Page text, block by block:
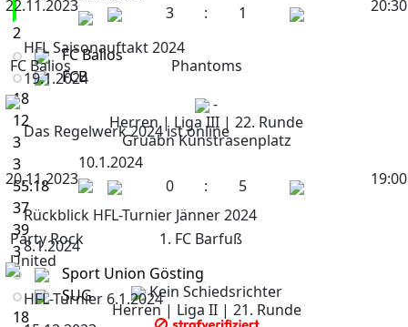
2
FC Balios
FCB
18
12
3
3
55:18
37
39
3
Sport Union Gösting
SUG
18
22.11.2023
20:30
3 : 1
FC Balios
Phantoms
-
Herren | Liga III | 22. Runde
Gruabn Kunstrasenplatz
20.11.2023
19:00
0 : 5
Party Rock
United
1. FC Barfuß
Kein Schiedsrichter
Herren | Liga II | 21. Runde
HFL Saisonauftakt 2024
19.1.2024
Das Regelwerk 2024 ist online
10.1.2024
Rückblick HFL-Turnier Jänner 2024
8.1.2024
HFL-Turnier 6.1.2024